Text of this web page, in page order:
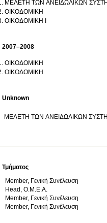
ΜΕΛΕΤΗ ΤΩΝ ΑΝΕΙΔΩΛΙΚΩΝ
ΟΙΚΟΔΟΜΙΚΗ
ΟΙΚΟΔΟΜΙΚΗ Ι
2007–2008
ΟΙΚΟΔΟΜΙΚΗ
ΟΙΚΟΔΟΜΙΚΗ
Unknown
ΜΕΛΕΤΗ ΤΩΝ ΑΝΕΙΔΩΛΙΚΩΝ
Τμήματος
Member, Γενική Συνέλευση
Head, Ο.Μ.Ε.Α.
Member, Γενική Συνέλευση
Member, Γενική Συνέλευση